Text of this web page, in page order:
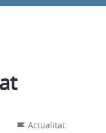
Actualitat